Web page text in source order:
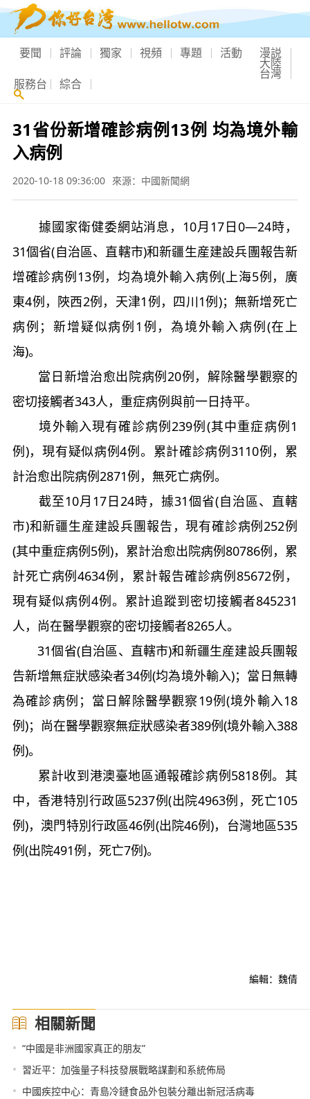
要聞 評論 獨家 視頻 專題 活動 漫説
大陸
台灣
服務台 綜合
31省份新增確診病例13例 均為境外輸
入病例
2020-10-18 09:36:00 來源：中國新聞網
據國家衛健委網站消息，10月17日0—24時，
31個省(自治區、直轄市)和新疆生産建設兵團報告新
增確診病例13例，均為境外輸入病例(上海5例，廣
東4例，陜西2例，天津1例，四川1例)；無新增死亡
病例；新增疑似病例1例，為境外輸入病例(在上
海)。
當日新增治愈出院病例20例，解除醫學觀察的
密切接觸者343人，重症病例與前一日持平。
境外輸入現有確診病例239例(其中重症病例1
例)，現有疑似病例4例。累計確診病例3110例，累
計治愈出院病例2871例，無死亡病例。
截至10月17日24時，據31個省(自治區、直轄
市)和新疆生産建設兵團報告，現有確診病例252例
(其中重症病例5例)，累計治愈出院病例80786例，累
計死亡病例4634例，累計報告確診病例85672例，
現有疑似病例4例。累計追蹤到密切接觸者845231
人，尚在醫學觀察的密切接觸者8265人。
31個省(自治區、直轄市)和新疆生産建設兵團報
告新增無症狀感染者34例(均為境外輸入)；當日無轉
為確診病例；當日解除醫學觀察19例(境外輸入18
例)；尚在醫學觀察無症狀感染者389例(境外輸入388
例)。
累計收到港澳臺地區通報確診病例5818例。其
中，香港特別行政區5237例(出院4963例，死亡105
例)，澳門特別行政區46例(出院46例)，台灣地區535
例(出院491例，死亡7例)。
編輯：魏倩
相關新聞
• “中國是非洲國家真正的朋友”
• 習近平：加強量子科技發展戰略謀劃和系統佈局
• 中國疾控中心：青島冷鏈食品外包裝分離出新冠活病毒